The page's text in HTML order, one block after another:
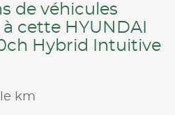
de véhicules
cette HYUNDAI
Hybrid Intuitive
km